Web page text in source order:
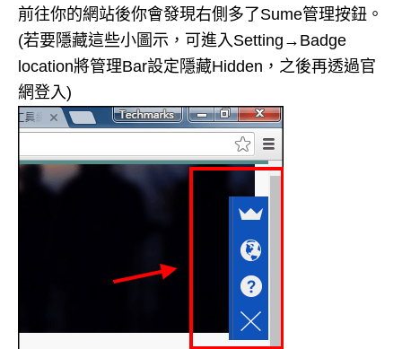
前往你的網站後你會發現右側多了Sume管理按鈕。
(若要隱藏這些小圖示，可進入Setting→Badge
location將管理Bar設定隱藏Hidden，之後再透過官
網登入)